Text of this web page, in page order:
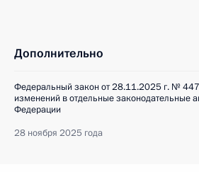
Дополнительно
Федеральный закон от 28.11.2025 г. №
изменений в отдельные законодательные
Федерации
28 ноября 2025 года